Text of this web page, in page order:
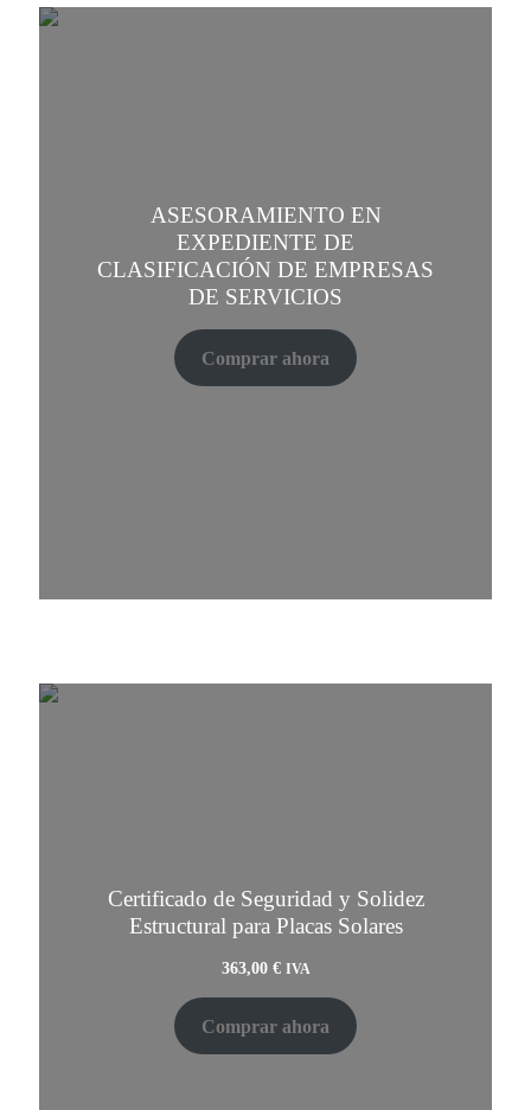
ASESORAMIENTO EN
EXPEDIENTE DE
CLASIFICACIÓN DE EMPRESAS
DE SERVICIOS
Comprar ahora
Certificado de Seguridad y Solidez
Estructural para Placas Solares
363,00 € IVA
Comprar ahora